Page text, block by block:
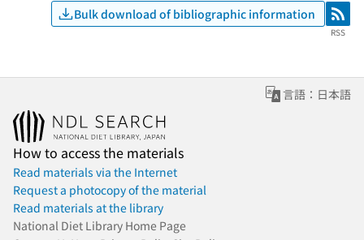
Bulk download of bibliographic information RSS
RSS
言語：日本語
How to access the materials
Read materials via the Internet
Request a photocopy of the material
Read materials at the library
National Diet Library Home Page